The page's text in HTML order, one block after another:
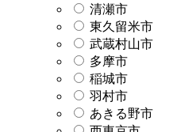
清瀬市
東久留米市
武蔵村山市
多摩市
稲城市
羽村市
あきる野市